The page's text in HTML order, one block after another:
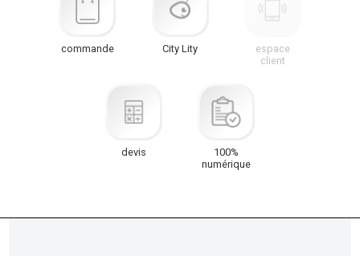
commande City Lity
espace
client
devis
100%
numérique